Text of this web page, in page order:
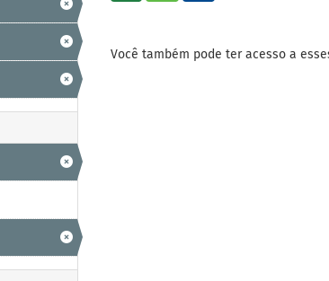
Você também pode ter acesso a